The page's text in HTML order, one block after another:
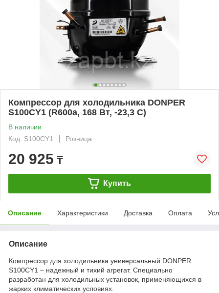
Компрессор для холодильника DONPER
S100CY1 (R600a, 168 Вт, -23,3 С)
В наличии
Код: S100CY1
Розница
20 925 ₸
Купить
Описание Характеристики Доставка Оплата
Описание
Компрессор для холодильника универсальный DONPER
S100CY1 – надежный и тихий агрегат. Специально
разработан для холодильных установок, применяющихся в
жарких климатических условиях.